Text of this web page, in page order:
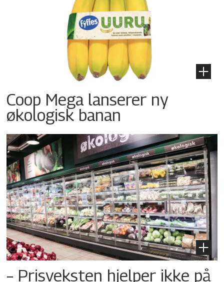
Coop Mega lanserer ny
økologisk banan
– Prisveksten hjelper ikke på